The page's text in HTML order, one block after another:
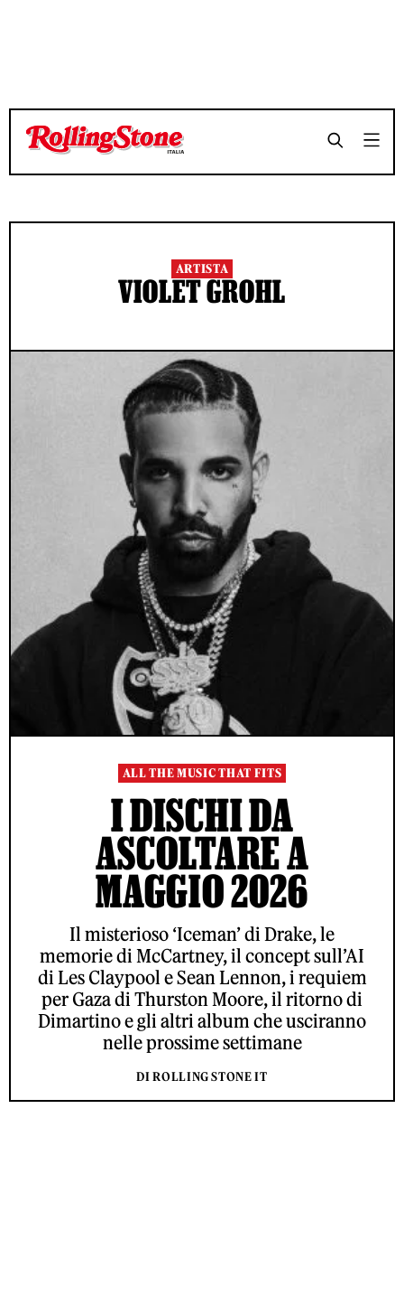
ARTISTA
VIOLET GROHL
ALL THE MUSIC THAT FITS
I DISCHI DA
ASCOLTARE A
MAGGIO 2026
Il misterioso ‘Iceman’ di Drake, le
memorie di McCartney, il concept sull’AI
di Les Claypool e Sean Lennon, i requiem
per Gaza di Thurston Moore, il ritorno di
Dimartino e gli altri album che usciranno
nelle prossime settimane
DI ROLLING STONE IT